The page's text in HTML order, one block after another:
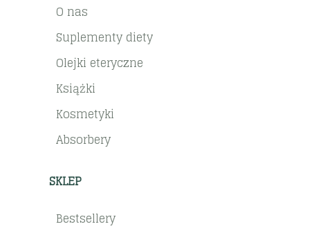
O nas
Suplementy diety
Olejki eteryczne
Książki
Kosmetyki
Absorbery
SKLEP
Bestsellery